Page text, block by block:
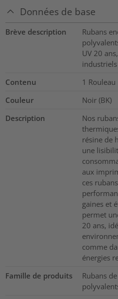
Données de base
Brève description
Rubans
UV 20
Contenu
1 Rouleau
Couleur
Noir (BK)
Description
Nos
résine de
une
aux
ces
gaines et
permet
20 ans,
comme
énergies
Famille de produits
Rubans